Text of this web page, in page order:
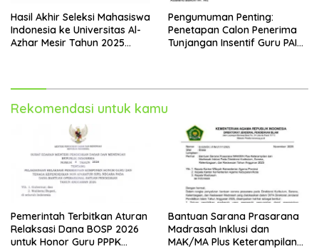
Hasil Akhir Seleksi Mahasiswa
Indonesia ke Universitas Al-
Azhar Mesir Tahun 2025
Pengumuman Penting:
Penetapan Calon Penerima
Tunjangan Insentif Guru PAI
Rekomendasi untuk kamu
Pemerintah Terbitkan Aturan
Relaksasi Dana BOSP 2026
untuk Honor Guru PPPK
Bantuan Sarana Prasarana
Madrasah Inklusi dan
MAK/MA Plus Keterampilan